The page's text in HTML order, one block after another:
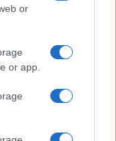
or
or app.
και με τον
είναι κάτω από το
εισπραχθεί από
το δημοτικό
συντελεστή,
για να καλυφθεί